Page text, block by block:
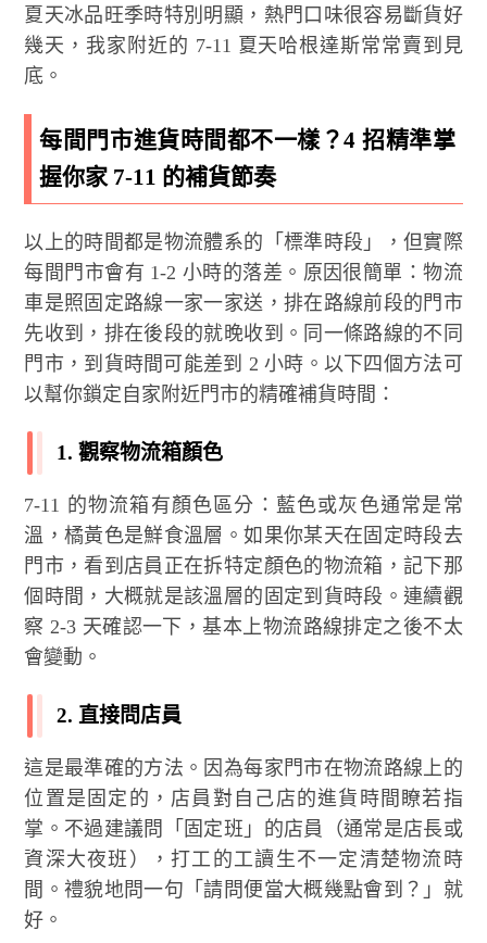
夏天冰品旺季時特別明顯，熱門口味很容易斷貨好
幾天，我家附近的 7-11 夏天哈根達斯常常賣到見
底。
每間門市進貨時間都不一樣？4 招精準掌
握你家 7-11 的補貨節奏
以上的時間都是物流體系的「標準時段」，但實際
每間門市會有 1-2 小時的落差。原因很簡單：物流
車是照固定路線一家一家送，排在路線前段的門市
先收到，排在後段的就晚收到。同一條路線的不同
門市，到貨時間可能差到 2 小時。以下四個方法可
以幫你鎖定自家附近門市的精確補貨時間：
1. 觀察物流箱顏色
7-11 的物流箱有顏色區分：藍色或灰色通常是常
溫，橘黃色是鮮食溫層。如果你某天在固定時段去
門市，看到店員正在拆特定顏色的物流箱，記下那
個時間，大概就是該溫層的固定到貨時段。連續觀
察 2-3 天確認一下，基本上物流路線排定之後不太
會變動。
2. 直接問店員
這是最準確的方法。因為每家門市在物流路線上的
位置是固定的，店員對自己店的進貨時間瞭若指
掌。不過建議問「固定班」的店員（通常是店長或
資深大夜班），打工的工讀生不一定清楚物流時
間。禮貌地問一句「請問便當大概幾點會到？」就
好。